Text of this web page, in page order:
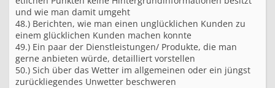
und wie man damit umgeht
48.) Berichten, wie man einen unglücklichen Kunden zu
einem glücklichen Kunden machen konnte
49.) Ein paar der Dienstleistungen/ Produkte, die man
gerne anbieten würde, detailliert vorstellen
50.) Sich über das Wetter im allgemeinen oder ein jüngst
zurückliegendes Unwetter beschweren